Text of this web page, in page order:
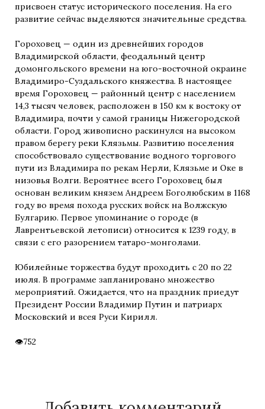
присвоен статус исторического поселения. На его
развитие сейчас выделяются значительные средства.
Гороховец — один из древнейших городов
Владимирской области, феодальный центр
домонгольского времени на юго-восточной окраине
Владимиро-Суздальского княжества. В настоящее
время Гороховец — районный центр с населением
14,3 тысяч человек, расположен в 150 км к востоку от
Владимира, почти у самой границы Нижегородской
области. Город живописно раскинулся на высоком
правом берегу реки Клязьмы. Развитию поселения
способствовало существование водного торгового
пути из Владимира по рекам Нерли, Клязьме и Оке в
низовья Волги. Вероятнее всего Гороховец был
основан великим князем Андреем Боголюбским в 1168
году во время похода русских войск на Волжскую
Булгарию. Первое упоминание о городе (в
Лаврентьевской летописи) относится к 1239 году, в
связи с его разорением татаро-монголами.
Юбилейные торжества будут проходить с 20 по 22
июля. В программе запланировано множество
мероприятий. Ожидается, что на праздник приедут
Президент России Владимир Путин и патриарх
Московский и всея Руси Кирилл.
752